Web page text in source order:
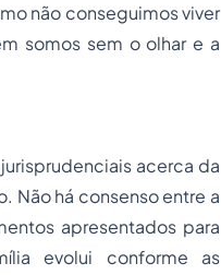
não conseguimos viver
somos sem o olhar e a
acerca da
Não há consenso entre a
apresentados para
evolui conforme as